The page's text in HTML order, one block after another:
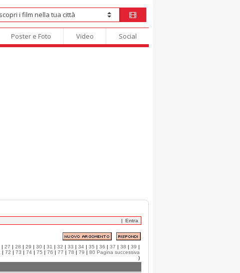
Poster e Foto Video Social
Entra
| 27 | 28 | 29 | 30 | 31 | 32 | 33 | 34 | 35 | 36 | 37 | 38 | 39 |
| 72 | 73 | 74 | 75 | 76 | 77 | 78 | 79 | 80 Pagina successiva
)